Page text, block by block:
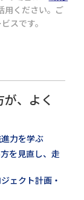
用ください。ご
スです。
、よく
力を学ぶ
を見直し、走
ェクト計画・